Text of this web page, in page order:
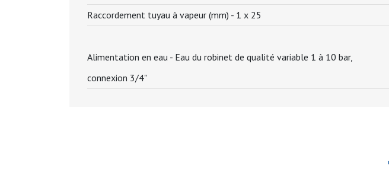
Raccordement tuyau à vapeur (mm) - 1 x 25
Alimentation en eau - Eau du robinet de qualité variable 1 à 10 bar,
connexion 3/4"